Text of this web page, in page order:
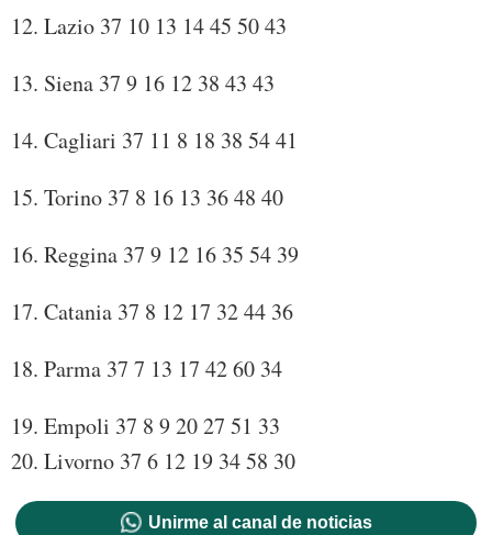
12. Lazio 37 10 13 14 45 50 43
13. Siena 37 9 16 12 38 43 43
14. Cagliari 37 11 8 18 38 54 41
15. Torino 37 8 16 13 36 48 40
16. Reggina 37 9 12 16 35 54 39
17. Catania 37 8 12 17 32 44 36
18. Parma 37 7 13 17 42 60 34
19. Empoli 37 8 9 20 27 51 33
20. Livorno 37 6 12 19 34 58 30
Unirme al canal de noticias